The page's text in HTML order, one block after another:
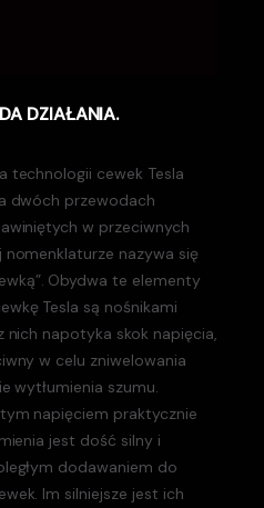
DZIAŁANIA.
technologii cewek Tesla
dwóch przewodach
w przeciwnych
nazywa się
Obydwa te elementy
Tesla są nośnikami
nich napotyka skok napięcia,
w celu zniwelowania
wytłumienia szumu.
napięciem praktycznie
jest dość silny i
dodawaniem do
Im silniejsze jest ich